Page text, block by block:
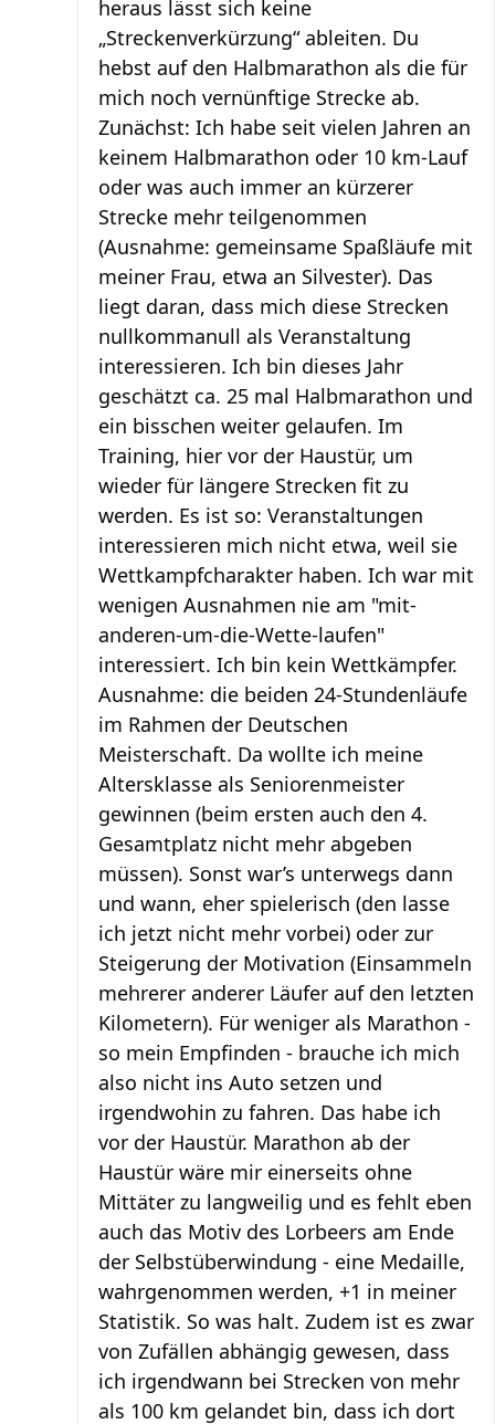
heraus lässt sich keine
„Streckenverkürzung“ ableiten. Du
hebst auf den Halbmarathon als die für
mich noch vernünftige Strecke ab.
Zunächst: Ich habe seit vielen Jahren an
keinem Halbmarathon oder 10 km-Lauf
oder was auch immer an kürzerer
Strecke mehr teilgenommen
(Ausnahme: gemeinsame Spaßläufe mit
meiner Frau, etwa an Silvester). Das
liegt daran, dass mich diese Strecken
nullkommanull als Veranstaltung
interessieren. Ich bin dieses Jahr
geschätzt ca. 25 mal Halbmarathon und
ein bisschen weiter gelaufen. Im
Training, hier vor der Haustür, um
wieder für längere Strecken fit zu
werden. Es ist so: Veranstaltungen
interessieren mich nicht etwa, weil sie
Wettkampfcharakter haben. Ich war mit
wenigen Ausnahmen nie am "mit-
anderen-um-die-Wette-laufen"
interessiert. Ich bin kein Wettkämpfer.
Ausnahme: die beiden 24-Stundenläufe
im Rahmen der Deutschen
Meisterschaft. Da wollte ich meine
Altersklasse als Seniorenmeister
gewinnen (beim ersten auch den 4.
Gesamtplatz nicht mehr abgeben
müssen). Sonst war’s unterwegs dann
und wann, eher spielerisch (den lasse
ich jetzt nicht mehr vorbei) oder zur
Steigerung der Motivation (Einsammeln
mehrerer anderer Läufer auf den letzten
Kilometern). Für weniger als Marathon -
so mein Empfinden - brauche ich mich
also nicht ins Auto setzen und
irgendwohin zu fahren. Das habe ich
vor der Haustür. Marathon ab der
Haustür wäre mir einerseits ohne
Mittäter zu langweilig und es fehlt eben
auch das Motiv des Lorbeers am Ende
der Selbstüberwindung - eine Medaille,
wahrgenommen werden, +1 in meiner
Statistik. So was halt. Zudem ist es zwar
von Zufällen abhängig gewesen, dass
ich irgendwann bei Strecken von mehr
als 100 km gelandet bin, dass ich dort